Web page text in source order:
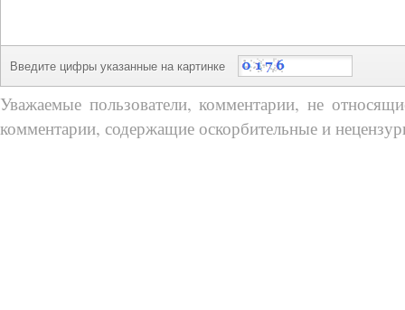
Введите цифры указанные на картинке
Уважаемые пользователи, комментарии, не
комментарии, содержащие оскорбительные и